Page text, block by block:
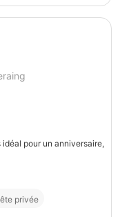
idéal pour un anniversaire,
privée